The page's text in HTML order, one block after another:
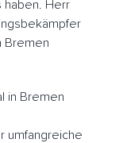
haben. Herr
Bremen
in Bremen
umfangreiche